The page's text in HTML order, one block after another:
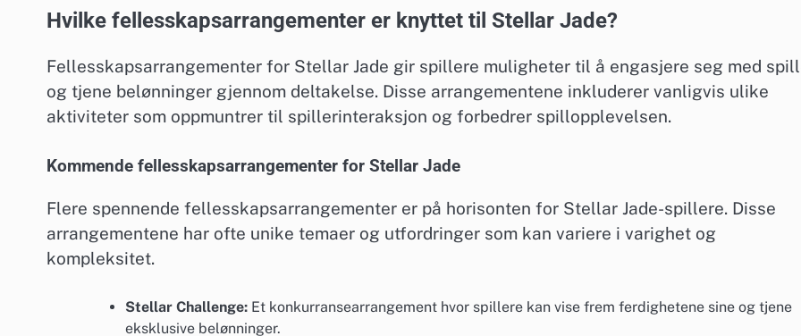
Hvilke fellesskapsarrangementer er knyttet til Stellar Jade?
Fellesskapsarrangementer for Stellar Jade gir spillere muligheter til å engasjere seg med
og tjene belønninger gjennom deltakelse. Disse arrangementene inkluderer vanligvis ulike
aktiviteter som oppmuntrer til spillerinteraksjon og forbedrer spillopplevelsen.
Kommende fellesskapsarrangementer for Stellar Jade
Flere spennende fellesskapsarrangementer er på horisonten for Stellar Jade-spillere. Disse
arrangementene har ofte unike temaer og utfordringer som kan variere i varighet og
kompleksitet.
Stellar Challenge: Et konkurransearrangement hvor spillere kan vise frem ferdighetene sine og tjene
eksklusive belønninger.